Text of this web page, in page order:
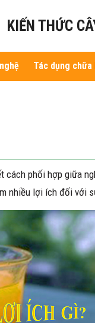
KIẾN THỨC
Tác dụng chữa
cách phối hợp giữa
nhiều lợi ích đối với